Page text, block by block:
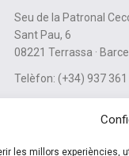
les millors experiències,
Seu de la Patronal
Sant Pau, 6
08221 Terrassa ·
Telèfon: (+34) 937 361